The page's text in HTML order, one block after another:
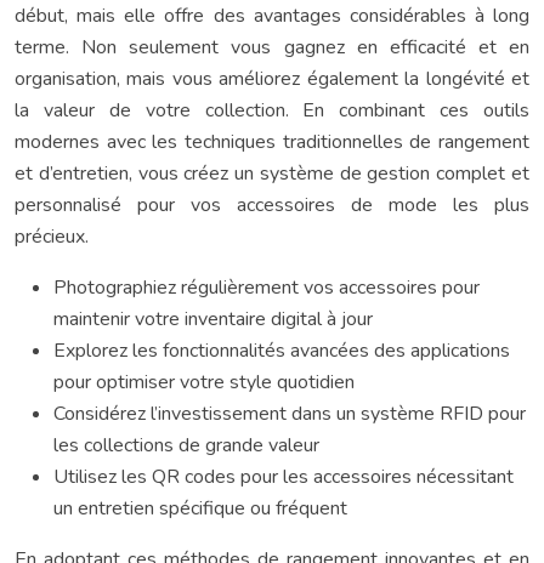
début, mais elle offre des avantages considérables à long
terme. Non seulement vous gagnez en efficacité et en
organisation, mais vous améliorez également la longévité et
la valeur de votre collection. En combinant ces outils
modernes avec les techniques traditionnelles de rangement
et d’entretien, vous créez un système de gestion complet et
personnalisé pour vos accessoires de mode les plus
précieux.
Photographiez régulièrement vos accessoires pour
maintenir votre inventaire digital à jour
Explorez les fonctionnalités avancées des applications
pour optimiser votre style quotidien
Considérez l’investissement dans un système RFID pour
les collections de grande valeur
Utilisez les QR codes pour les accessoires nécessitant
un entretien spécifique ou fréquent